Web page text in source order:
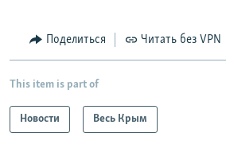
Поделиться Читать без VPN
This item is part of
Новости Весь Крым